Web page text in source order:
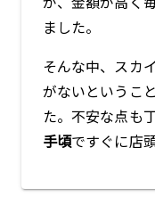
ました。
そんな中、スカ
がないというこ
た。不安な点も
手頃ですぐに店